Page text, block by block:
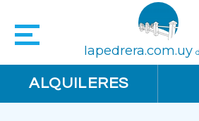
ALQUILERES